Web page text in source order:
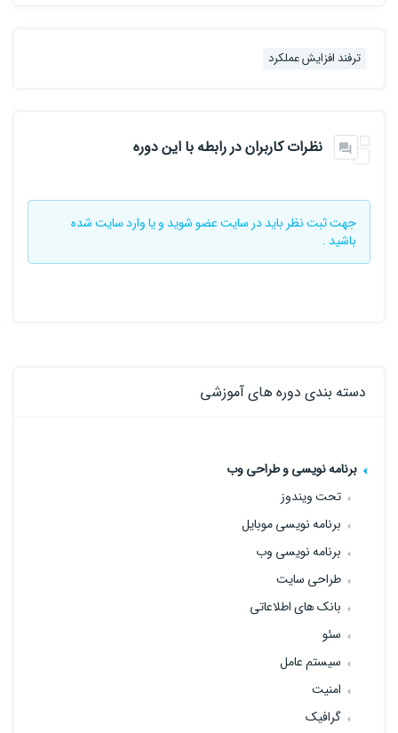
ترفند افزایش عملکرد
نظرات کاربران در رابطه با این دوره
جهت ثبت نظر باید در سایتعضو شوید و یاوارد سایتشده
باشید .
دسته بندی دوره های آموزشی
برنامه نویسی و طراحی وب
تحت ویندوز
برنامه نویسی موبایل
برنامه نویسی وب
طراحی سایت
بانک های اطلاعاتی
سئو
سیستم عامل
امنیت
گرافیک